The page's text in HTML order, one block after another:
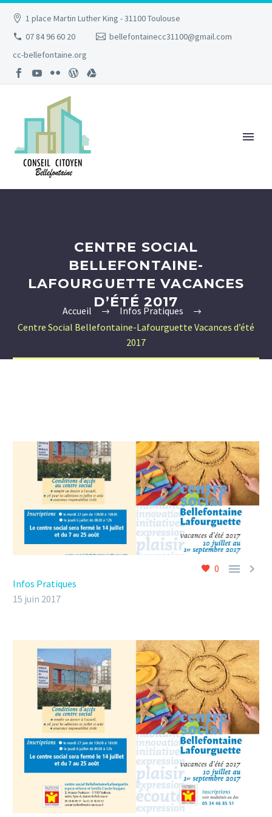
1 place Martin Luther King - 31100 Toulouse
07 84 96 60 20
bellefontainecc31100@gmail.com
cc-bellefontaine.org
CENTRE SOCIAL
BELLEFONTAINE-
LAFOURGUETTE VACANCES
D’ÉTÉ 2017
Accueil
Infos Pratiques
Centre Social Bellefontaine-Lafourguette Vacances d’été
2017
0  
Infos Pratiques
15 juin 2017